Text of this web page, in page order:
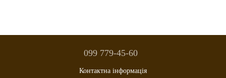
099 779-45-60
Контактна інформація